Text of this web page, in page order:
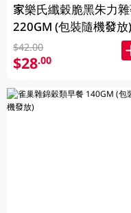
家樂氏纖穀脆黑朱力
220GM (包裝隨機發放)
$42.00
$28.00